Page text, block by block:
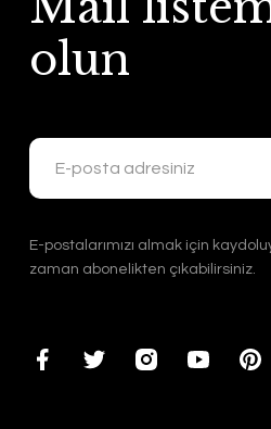
olun
E-postalarımızı almak için
zaman abonelikten çıkabilirsiniz.